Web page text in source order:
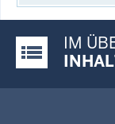
Justiz-Portal
IM